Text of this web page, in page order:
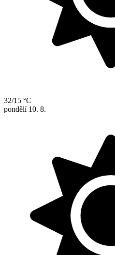
32/15 °C
pondělí 10. 8.